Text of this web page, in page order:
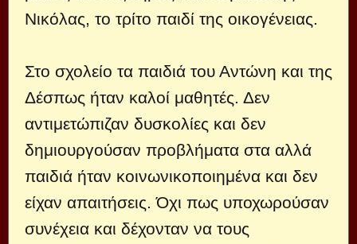
Νικόλας, το τρίτο παιδί της οικογένειας.
Στο σχολείο τα παιδιά του Αντώνη και της
Δέσπως ήταν καλοί μαθητές. Δεν
αντιμετώπιζαν δυσκολίες και δεν
δημιουργούσαν προβλήματα στα αλλά
παιδιά ήταν κοινωνικοποιημένα και δεν
είχαν απαιτήσεις. Όχι πως υποχωρούσαν
συνέχεια και δέχονταν να τους